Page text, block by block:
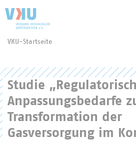
VKU-Startseite
Studie
Anpassungsbedarfe
Transformation der
Gasversorgung im